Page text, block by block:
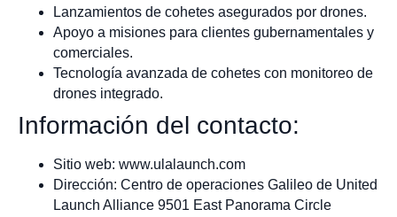
Lanzamientos de cohetes asegurados por drones.
Apoyo a misiones para clientes gubernamentales y
comerciales.
Tecnología avanzada de cohetes con monitoreo de
drones integrado.
Información del contacto:
Sitio web: www.ulalaunch.com
Dirección: Centro de operaciones Galileo de United
Launch Alliance 9501 East Panorama Circle